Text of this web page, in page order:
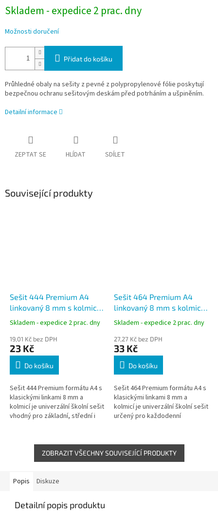
Skladem - expedice 2 prac. dny
Možnosti doručení
Přidat do košíku
Průhledné obaly na sešity z pevné z polypropylenové fólie poskytují
bezpečnou ochranu sešitovým deskám před potrháním a ušpiněním.
Detailní informace
ZEPTAT SE HLÍDAT SDÍLET
Související produkty
Sešit 444 Premium A4
linkovaný 8 mm s kolmicí,
40 listů, Papírny Brno
Skladem - expedice 2 prac. dny
19,01 Kč bez DPH
23 Kč
Do košíku
Sešit 444 Premium formátu A4 s
klasickými linkami 8 mm a
kolmicí je univerzální školní sešit
vhodný pro základní, střední i
Sešit 464 Premium A4
linkovaný 8 mm s kolmicí,
60 listů, Papírny Brno
Skladem - expedice 2 prac. dny
27,27 Kč bez DPH
33 Kč
Do košíku
Sešit 464 Premium formátu A4 s
klasickými linkami 8 mm a
kolmicí je univerzální školní sešit
určený pro každodenní
vysoké...
ZOBRAZIT VŠECHNY SOUVISEJÍCÍ PRODUKTY
Popis Diskuze
Detailní popis produktu